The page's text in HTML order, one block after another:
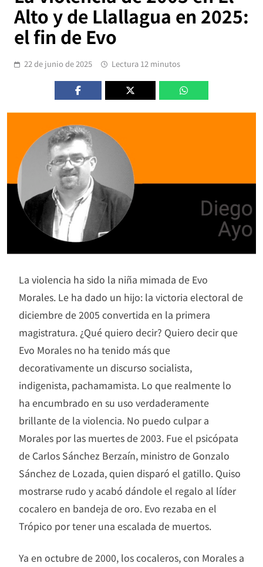
Alto y de Llallagua en 2025:
el fin de Evo
22 de junio de 2025 Lectura 12 minutos
La violencia ha sido la niña mimada de Evo
Morales. Le ha dado un hijo: la victoria electoral de
diciembre de 2005 convertida en la primera
magistratura. ¿Qué quiero decir? Quiero decir que
Evo Morales no ha tenido más que
decorativamente un discurso socialista,
indigenista, pachamamista. Lo que realmente lo
ha encumbrado en su uso verdaderamente
brillante de la violencia. No puedo culpar a
Morales por las muertes de 2003. Fue el psicópata
de Carlos Sánchez Berzaín, ministro de Gonzalo
Sánchez de Lozada, quien disparó el gatillo. Quiso
mostrarse rudo y acabó dándole el regalo al líder
cocalero en bandeja de oro. Evo rezaba en el
Trópico por tener una escalada de muertos.
Ya en octubre de 2000, los cocaleros, con Morales a